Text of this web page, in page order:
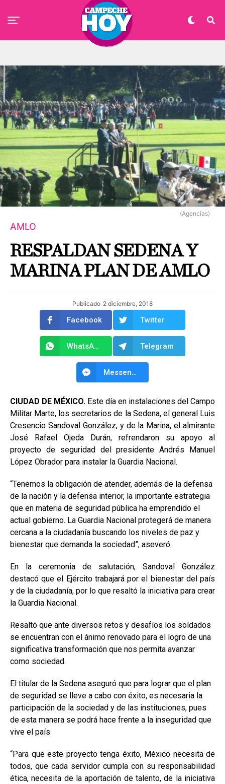
(Agencias)
AMLO
RESPALDAN SEDENA Y
MARINA PLAN DE AMLO
Publicado 2 diciembre, 2018
Facebook Twitter
WhatsApp Telegram
Messenger
CIUDAD DE MÉXICO. Este día en instalaciones del Campo
Militar Marte, los secretarios de la Sedena, el general Luis
Cresencio Sandoval González, y de la Marina, el almirante
José Rafael Ojeda Durán, refrendaron su apoyo al
proyecto de seguridad del presidente Andrés Manuel
López Obrador para instalar la Guardia Nacional.
“Tenemos la obligación de atender, además de la defensa
de la nación y la defensa interior, la importante estrategia
que en materia de seguridad pública ha emprendido el
actual gobierno. La Guardia Nacional protegerá de manera
cercana a la ciudadanía buscando los niveles de paz y
bienestar que demanda la sociedad”, aseveró.
En la ceremonia de salutación, Sandoval González
destacó que el Ejército trabajará por el bienestar del país
y de la ciudadanía, por lo que resaltó la iniciativa para crear
la Guardia Nacional.
Resaltó que ante diversos retos y desafíos los soldados
se encuentran con el ánimo renovado para el logro de una
significativa transformación que nos permita avanzar
como sociedad.
El titular de la Sedena aseguró que para lograr que el plan
de seguridad se lleve a cabo con éxito, es necesaria la
participación de la sociedad y de las instituciones, pues
de esta manera se podrá hace frente a la inseguridad que
vive el país.
“Para que este proyecto tenga éxito, México necesita de
todos, que cada servidor cumpla con su responsabilidad
ética, necesita de la aportación de talento, de la iniciativa